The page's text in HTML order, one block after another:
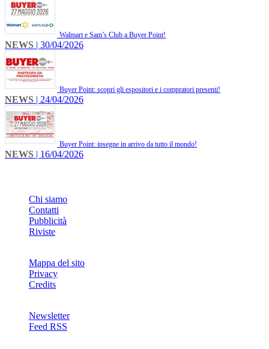
Walmart e Sam’s Club a Buyer Point!
NEWS | 30/04/2026
Buyer Point: scopri gli espositori e i compratori presenti!
NEWS | 24/04/2026
Buyer Point: insegne in arrivo da tutto il mondo!
NEWS | 16/04/2026
Chi siamo
Contatti
Pubblicità
Riviste
Mappa del sito
Privacy
Credits
Newsletter
Feed RSS